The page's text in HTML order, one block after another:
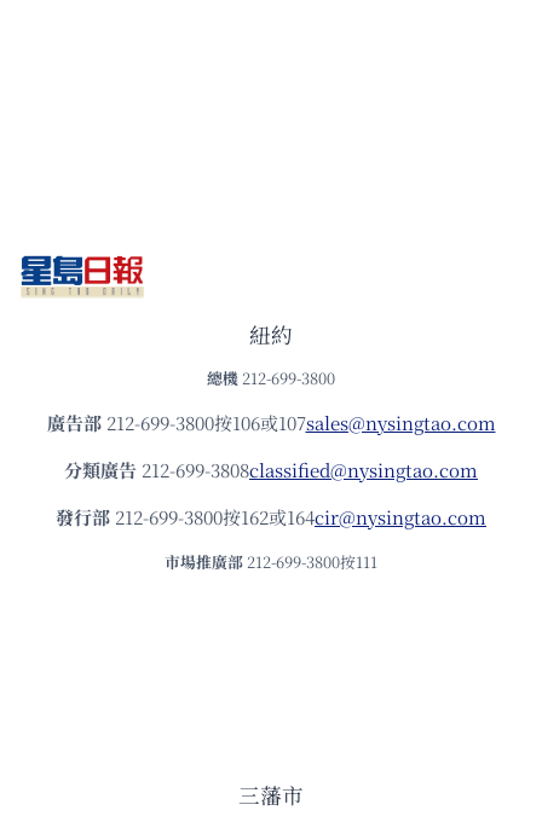
紐約
總機 212-699-3800
廣告部212-699-3800按106或107sales@nysingtao.com
分類廣告 212-699-3808classified@nysingtao.com
發⾏部 212-699-3800按162或164cir@nysingtao.com
市場推廣部 212-699-3800按111
三藩市